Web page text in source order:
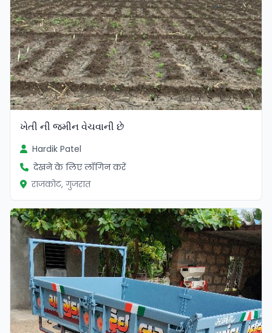
ખેતી ની જમીન વેચવાની છે
Hardik Patel
देखने के लिए लॉगिन करें
राजकोट, गुजरात
सत्यापित